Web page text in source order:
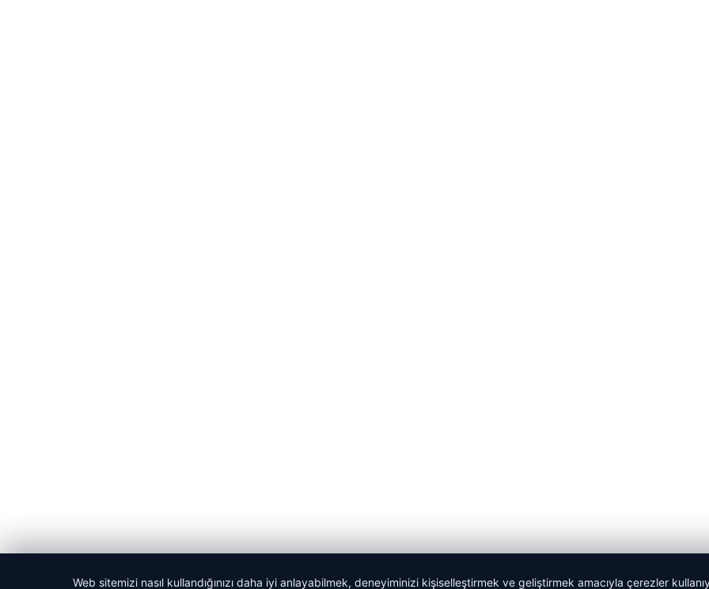
Web sitemizi nasıl kullandığınızı daha iyi anlayabilmek, deneyiminizi kişiselleştirmek ve geliştirmek amacıyla çerezler